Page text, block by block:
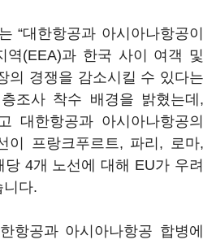
“대한항공과 아시아나항공이
역(EEA)과 한국 사이 여객 및
의 경쟁을 감소시킬 수 있다는
조사 착수 배경을 밝혔는데,
대한항공과 아시아나항공의
이 프랑크푸르트, 파리, 로마,
4개 노선에 대해 EU가 우려
니다.
항공과 아시아나항공 합병에